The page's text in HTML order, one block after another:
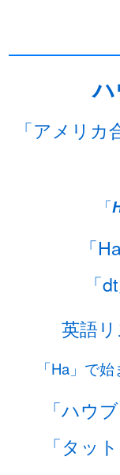
「アメリカ
「
「
「
英語
「Ha」で
「ハウ
「タッ